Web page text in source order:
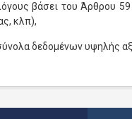
βάσει του Άρθρου
κλπ),
δεδομένων υψηλής